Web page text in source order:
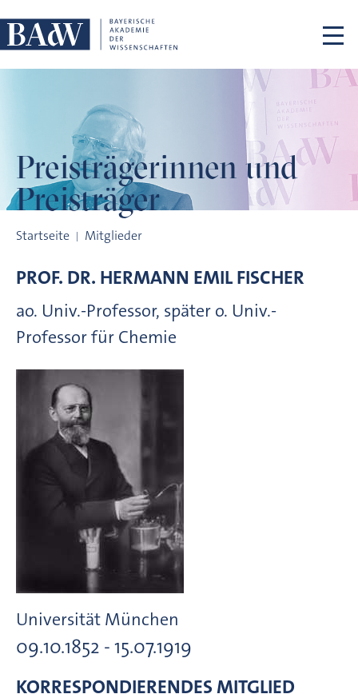
Preisträgerinnen und
Preisträger
Startseite Mitglieder
PROF. DR. HERMANN EMILFISCHER
ao. Univ.-Professor, später o. Univ.-
Professor für Chemie
Universität München
09.10.1852 - 15.07.1919
KORRESPONDIERENDES MITGLIED